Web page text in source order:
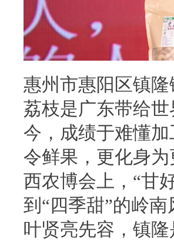
惠州市惠阳区镇
荔枝是广东带给
今，成绩于难懂
令鲜果，更化身
西农博会上，“甘
到“四季甜”的岭南
叶贤亮先容，镇